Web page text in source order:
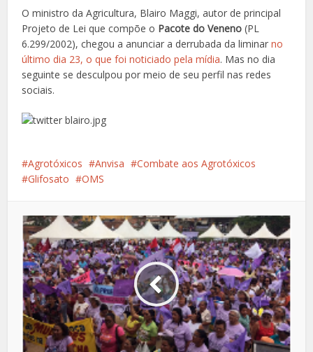
O ministro da Agricultura, Blairo Maggi, autor de principal
Projeto de Lei que compõe o Pacote do Veneno (PL
6.299/2002), chegou a anunciar a derrubada da liminarno
último dia 23, o que foi noticiado pela mídia. Mas no dia
seguinte se desculpou por meio de seu perfil nas redes
sociais.
Agrotóxicos Anvisa
Combate aos Agrotóxicos
Glifosato
OMS